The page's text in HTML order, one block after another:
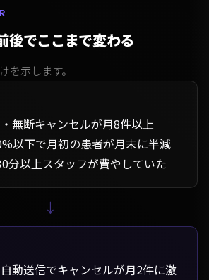
後でここまで変わる
を示します。
無断キャンセルが月8件以上
以下で月初の患者が月末に半減
分以上スタッフが費やしていた
→
動送信でキャンセルが月2件に激